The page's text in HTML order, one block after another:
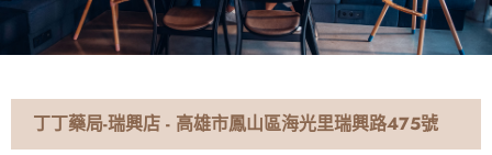
丁丁藥局-瑞興店 - 高雄市鳳山區海光里瑞興路475號